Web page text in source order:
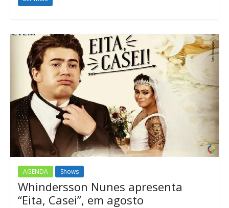
AGENDA Shows
Whindersson Nunes apresenta
“Eita, Casei”, em agosto